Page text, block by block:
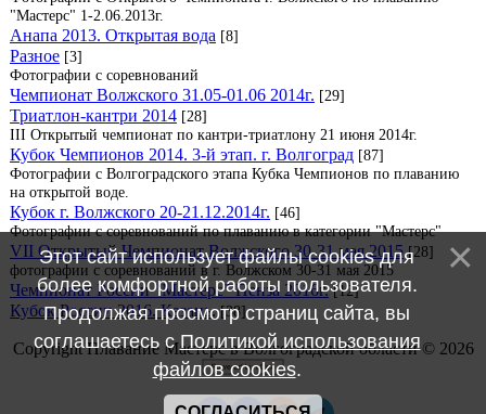
"Мастерс" 1-2.06.2013г.
Анапа 2013. Открытая вода [8]
Разное [3]
Фотографии с соревнований
Чемпионат Волжского 31.05-01.06 2014г. [29]
Триатлон-кантри 2014 [28]
III Открытый чемпионат по кантри-триатлону 21 июня 2014г.
Кубок Чемпионов 2014. 3-й этап. г. Волгоград [87]
Фотографии с Волгоградского этапа Кубка Чемпионов по плаванию
на открытой воде.
Кубок г. Волжского 20-21.12.2014г. [46]
Фотографии с соревнований по плаванию в категории "Мастерс"
VII Открытый Чемпионат Волжского 30-31 мая 2015 [28]
фотографии с соревнований в г. Волжском 30-31 мая 2015
Чемпионат России "Мастерс" Пенза 2016г. [12]
Кубок России 2016. Казань. [38]
Copyright Плавание Мастерс в Волгоградской области © 2026
Этот сайт использует файлы cookies для
более комфортной работы пользователя.
Продолжая просмотр страниц сайта, вы
соглашаетесь сПолитикой использования
файлов cookies.